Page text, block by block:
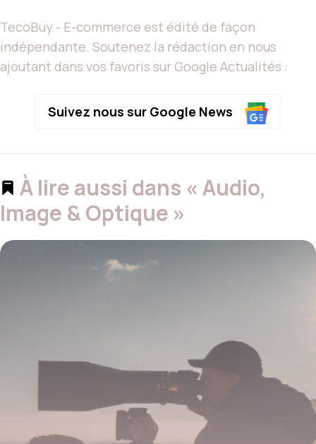
TecoBuy - E-commerce est édité de façon
indépendante. Soutenez la rédaction en nous
ajoutant dans vos favoris sur Google Actualités :
Suivez nous sur Google News
À lire aussi dans « Audio,
Image & Optique »